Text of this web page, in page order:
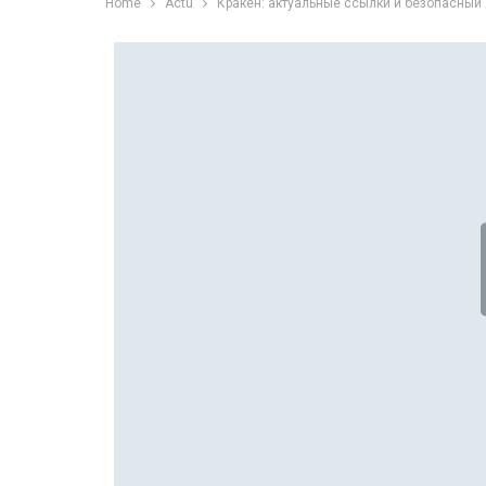
Home Actu Кракен: актуальные ссылки и безопасный